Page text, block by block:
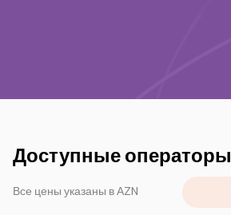
Кампании
Поддержка
Доступные операторы
Все цены указаны в АZN